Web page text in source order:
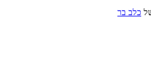
כלב בר